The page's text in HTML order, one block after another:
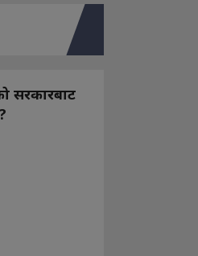
सरकारबाट